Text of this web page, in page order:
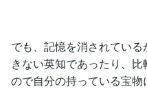
でも、記憶を消されてい
きない英知であったり、
ので自分の持っている宝物